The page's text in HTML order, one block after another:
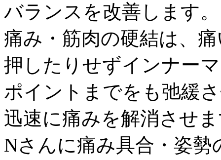
バランスを改善します。
痛み・筋肉の硬結は、
押したりせずインナー
ポイントまでをも弛緩
迅速に痛みを解消させ
Nさんに痛み具合・姿